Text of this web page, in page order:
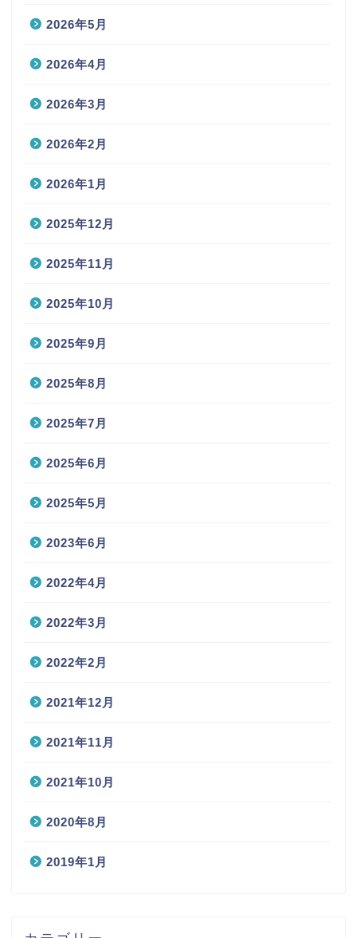
2026年5月
2026年4月
2026年3月
2026年2月
2026年1月
2025年12月
2025年11月
2025年10月
2025年9月
2025年8月
2025年7月
2025年6月
2025年5月
2023年6月
2022年4月
2022年3月
2022年2月
2021年12月
2021年11月
2021年10月
2020年8月
2019年1月